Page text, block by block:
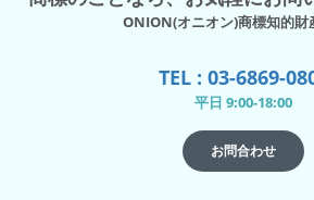
ONION(オニオン)商標知的財
TEL : 03-6869-
平日 9:00-18:00
お問合わせ